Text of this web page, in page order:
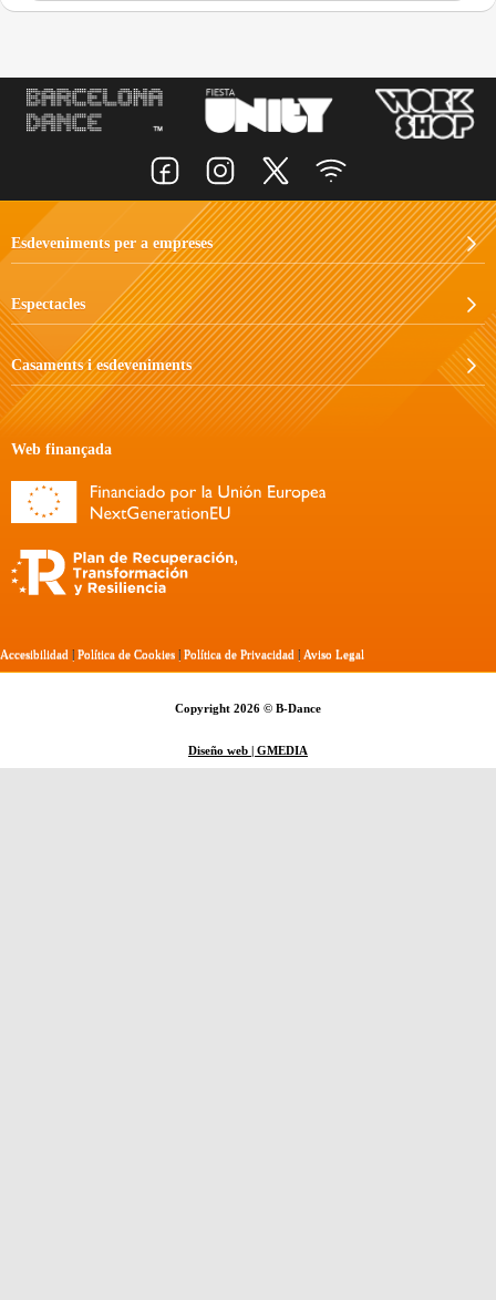
Web finançada
Esdeveniments per a empreses
Espectacles
Casaments i esdeveniments
Accesibilidad | Política de Cookies | Política de Privacidad | Aviso Legal
Copyright 2026 © B-Dance
Diseño web | GMEDIA